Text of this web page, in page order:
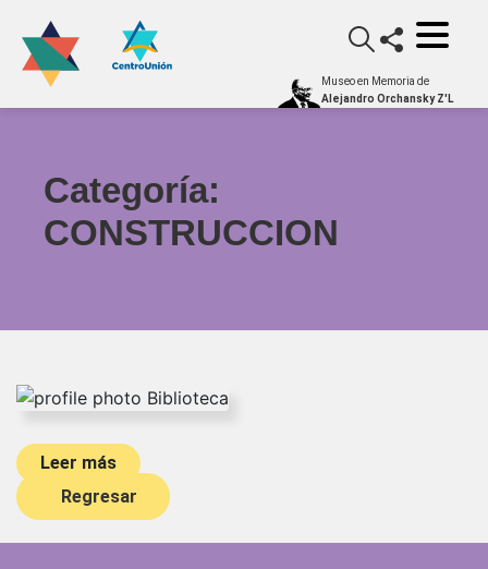
Museo en Memoria de
Alejandro Orchansky Z'L
Categoría:
CONSTRUCCION
Leer más
Regresar